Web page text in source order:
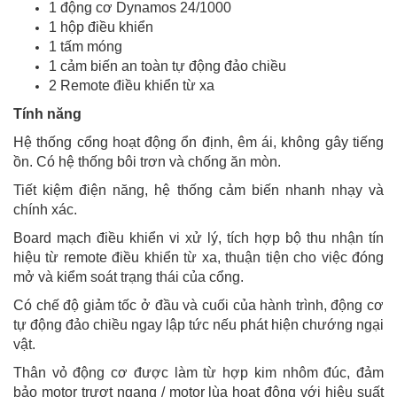
1 động cơ Dynamos 24/1000
1 hộp điều khiển
1 tấm móng
1 cảm biến an toàn tự động đảo chiều
2 Remote điều khiển từ xa
Tính năng
Hệ thống cổng hoạt động ổn định, êm ái, không gây tiếng
ồn. Có hệ thống bôi trơn và chống ăn mòn.
Tiết kiệm điện năng, hệ thống cảm biến nhanh nhạy và
chính xác.
Board mạch điều khiển vi xử lý, tích hợp bộ thu nhận tín
hiệu từ remote điều khiển từ xa, thuận tiện cho việc đóng
mở và kiểm soát trạng thái của cổng.
Có chế độ giảm tốc ở đầu và cuối của hành trình, động cơ
tự động đảo chiều ngay lập tức nếu phát hiện chướng ngại
vật.
Thân vỏ động cơ được làm từ hợp kim nhôm đúc, đảm
bảo motor trượt ngang / motor lùa hoạt động với hiệu suất